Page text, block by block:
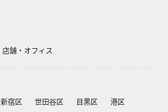
店舗・オフィス
新宿区 世田谷区 目黒区
港区